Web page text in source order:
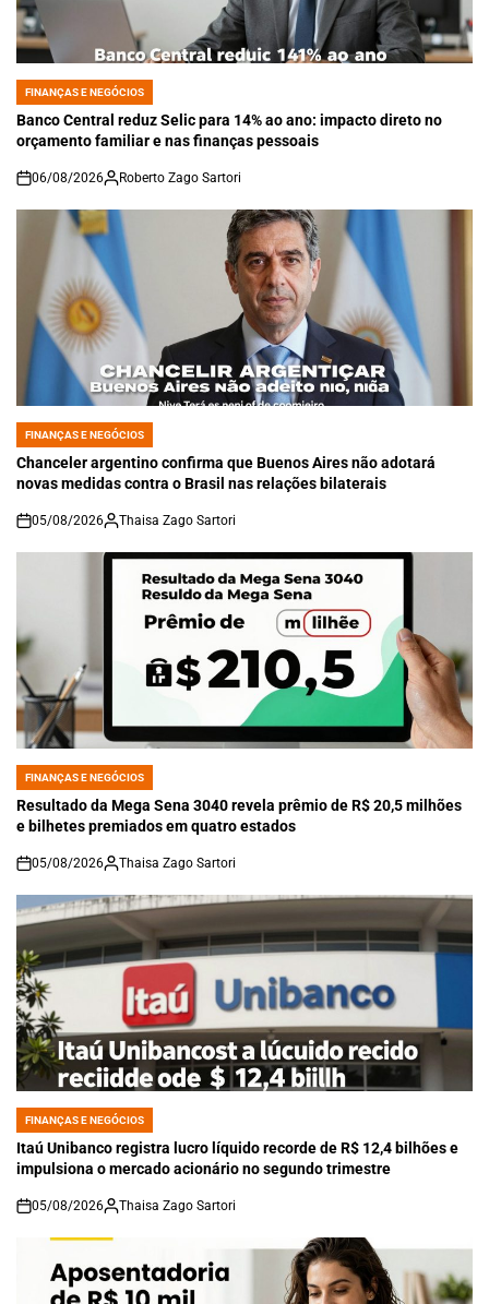
POSTED
IN
FINANÇAS E NEGÓCIOS
Banco Central reduz Selic para 14% ao ano: impacto direto no
orçamento familiar e nas finanças pessoais
on
06/08/2026 Roberto Zago Sartori
POSTED
IN
FINANÇAS E NEGÓCIOS
Chanceler argentino confirma que Buenos Aires não adotará
novas medidas contra o Brasil nas relações bilaterais
on
05/08/2026 Thaisa Zago Sartori
POSTED
IN
FINANÇAS E NEGÓCIOS
Resultado da Mega Sena 3040 revela prêmio de R$ 20,5 milhões
e bilhetes premiados em quatro estados
on
05/08/2026 Thaisa Zago Sartori
POSTED
IN
FINANÇAS E NEGÓCIOS
Itaú Unibanco registra lucro líquido recorde de R$ 12,4 bilhões e
impulsiona o mercado acionário no segundo trimestre
on
05/08/2026 Thaisa Zago Sartori